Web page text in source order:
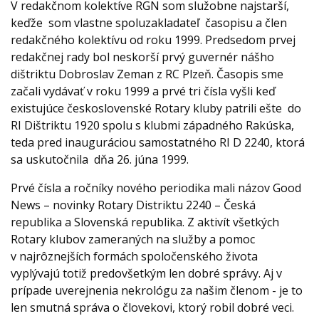
V redakčnom kolektíve RGN som služobne najstarší,
keďže som vlastne spoluzakladateľ časopisu a člen
redakčného kolektívu od roku 1999. Predsedom prvej
redakčnej rady bol neskorší prvý guvernér nášho
dištriktu Dobroslav Zeman z RC Plzeň. Časopis sme
začali vydávať v roku 1999 a prvé tri čísla vyšli keď
existujúce československé Rotary kluby patrili ešte do
RI Dištriktu 1920 spolu s klubmi západného Rakúska,
teda pred inauguráciou samostatného RI D 2240, ktorá
sa uskutočnila dňa 26. júna 1999.
Prvé čísla a ročníky nového periodika mali názov Good
News – novinky Rotary Distriktu 2240 – Česká
republika a Slovenská republika. Z aktivít všetkých
Rotary klubov zameraných na služby a pomoc
v najrôznejších formách spoločenského života
vyplývajú totiž predovšetkým len dobré správy. Aj v
prípade uverejnenia nekrológu za našim členom - je to
len smutná správa o človekovi, ktorý robil dobré veci.